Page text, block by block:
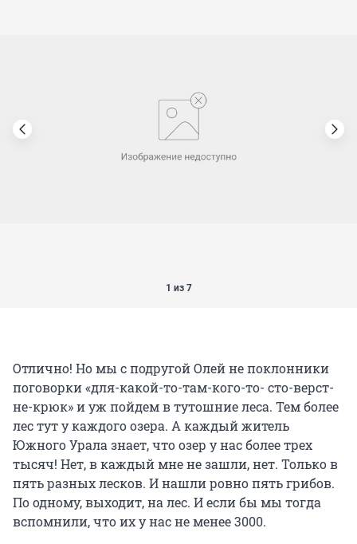
1 из 7
Отлично! Но мы с подругой Олей не поклонники
поговорки «для-какой-то-там-кого-то- сто-верст-
не-крюк» и уж пойдем в тутошние леса. Тем более
лес тут у каждого озера. А каждый житель
Южного Урала знает, что озер у нас более трех
тысяч! Нет, в каждый мне не зашли, нет. Только в
пять разных лесков. И нашли ровно пять грибов.
По одному, выходит, на лес. И если бы мы тогда
вспомнили, что их у нас не менее 3000.